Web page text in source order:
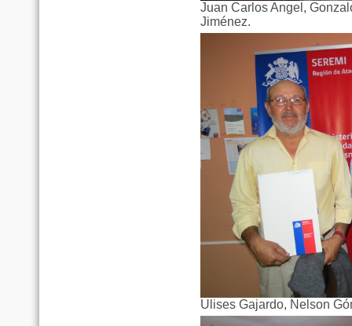
Juan Carlos Angel,
Jiménez.
Ulises Gajardo, Nelson